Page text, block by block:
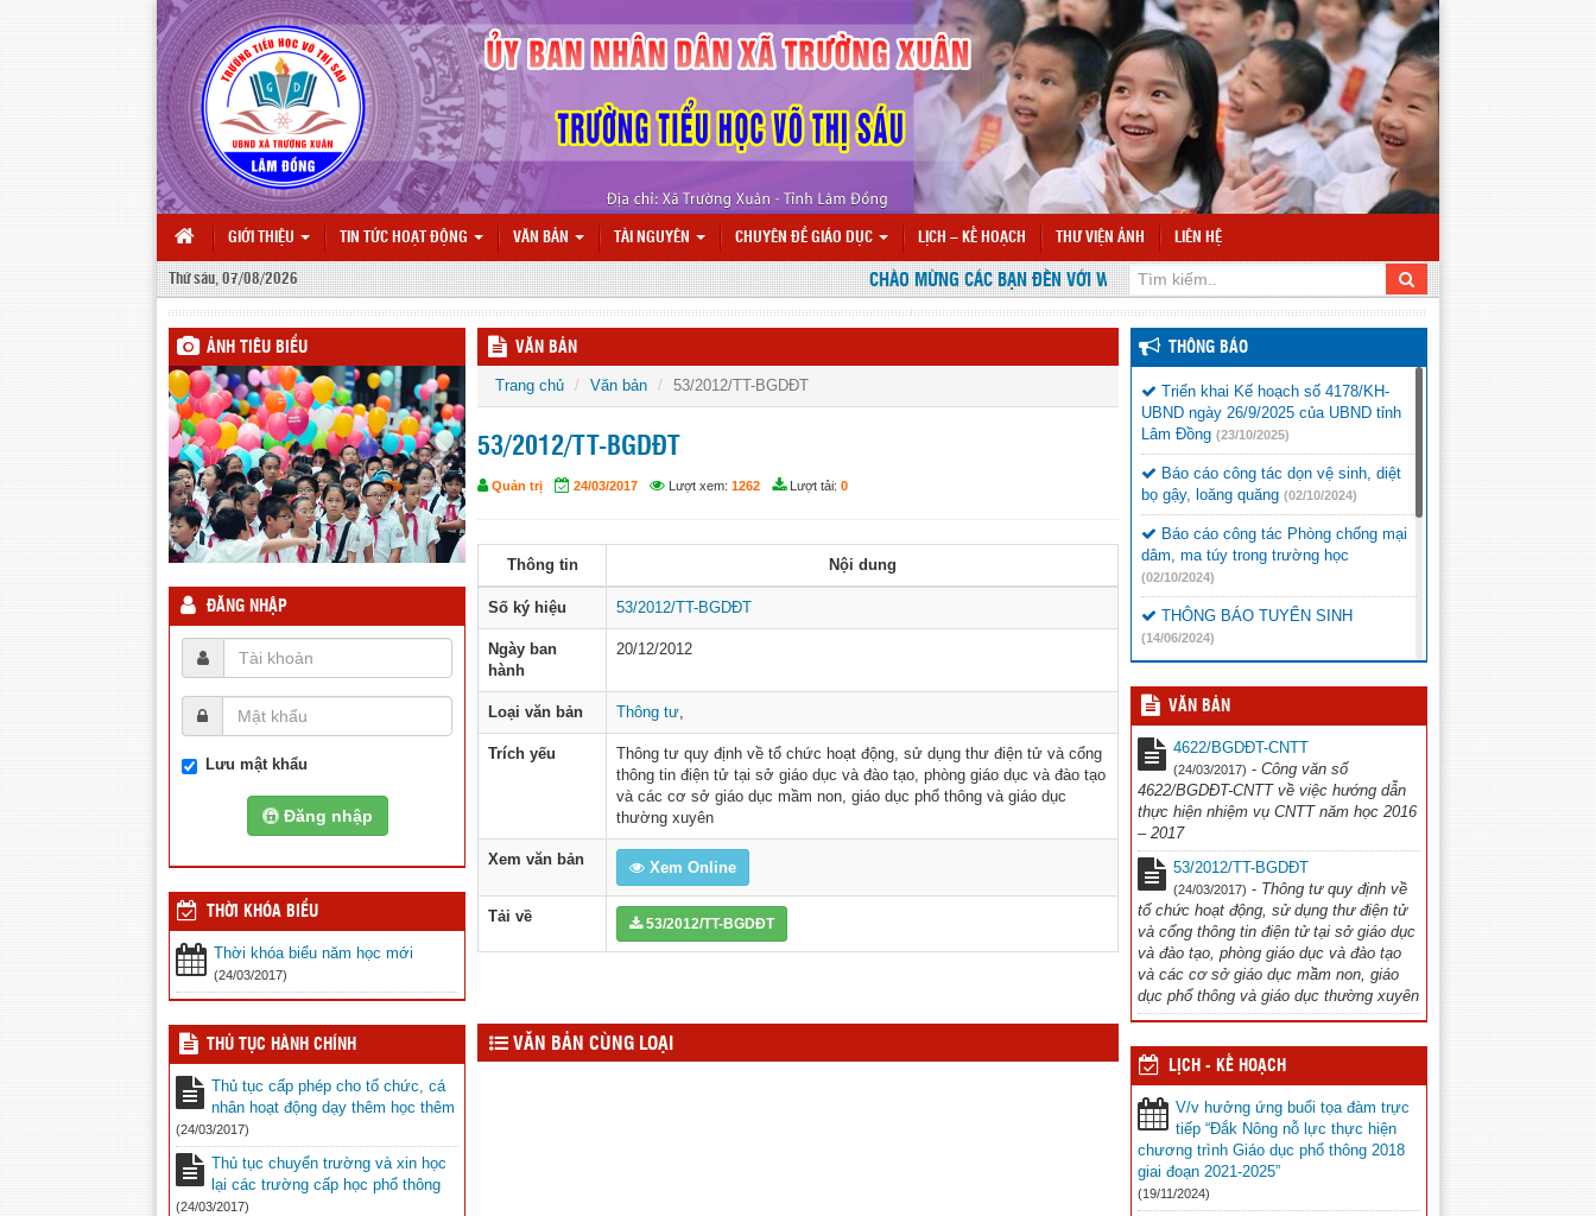
GIỚI THIỆU TIN TỨC HOẠT ĐỘNG VĂN BẢN TÀI NGUYÊN CHUYÊN ĐỀ GIÁO DỤC LỊCH – KẾ HOẠCH THƯ VIỆN ẢNH LIÊN HỆ
Thứ sáu, 07/08/2026 CHÀO MỪNG CÁC BẠN ĐẾN VỚI WEBSITE TRƯỜNG TIỂU HỌC VÕ THỊ SÁU
ẢNH TIÊU BIỂU
ĐĂNG NHẬP
Lưu mật khẩu
Đăng nhập
THỜI KHÓA BIỂU
Thời khóa biểu năm học mới
(24/03/2017)
THỦ TỤC HÀNH CHÍNH
Thủ tục cấp phép cho tổ chức, cá
nhân hoạt động dạy thêm học thêm
(24/03/2017)
Thủ tục chuyển trường và xin học
lại các trường cấp học phổ thông
(24/03/2017)
VĂN BẢN
Trang chủ Văn bản 53/2012/TT-BGDĐT
53/2012/TT-BGDĐT
Quản trị 24/03/2017 Lượt xem: 1262 Lượt tải: 0
Thông tin Nội dung
Số ký hiệu 53/2012/TT-BGDĐT
Ngày ban
hành
20/12/2012
Loại văn bản Thông tư,
Trích yếu
Thông tư quy định về tổ chức hoạt động, sử dụng thư điện tử và cổng
thông tin điện tử tại sở giáo dục và đào tạo, phòng giáo dục và đào tạo
và các cơ sở giáo dục mầm non, giáo dục phổ thông và giáo dục
thường xuyên
Xem văn bản Xem Online
Tải về 53/2012/TT-BGDĐT
VĂN BẢN CÙNG LOẠI
THÔNG BÁO
Triển khai Kế hoạch số 4178/KH-
UBND ngày 26/9/2025 của UBND tỉnh
Lâm Đồng (23/10/2025)
Báo cáo công tác dọn vệ sinh, diệt
bọ gậy, loăng quăng (02/10/2024)
Báo cáo công tác Phòng chống mại
dâm, ma túy trong trường học
(02/10/2024)
THÔNG BÁO TUYỂN SINH
(14/06/2024)
(23/05/2024)
CHIẾN DỊCH TRUYỀN THÔNG ”
Phòng chống đuối nước và xâm hại trẻ
em” năm 2024 (20/05/2024)
Thông báo chương trình văn nghệ
(16/11/2023)
Công văn đi tập huấn Thể dục
(12/10/2023)
VĂN BẢN
4622/BGDĐT-CNTT
(24/03/2017) - Công văn số
4622/BGDĐT-CNTT về việc hướng dẫn
thực hiện nhiệm vụ CNTT năm học 2016
– 2017
53/2012/TT-BGDĐT
(24/03/2017) - Thông tư quy định về
tổ chức hoạt động, sử dụng thư điện tử
và cổng thông tin điện tử tại sở giáo dục
và đào tạo, phòng giáo dục và đào tạo
và các cơ sở giáo dục mầm non, giáo
dục phổ thông và giáo dục thường xuyên
LỊCH - KẾ HOẠCH
V/v hưởng ứng buổi tọa đàm trực
tiếp “Đắk Nông nỗ lực thực hiện
chương trình Giáo dục phổ thông 2018
giai đoạn 2021-2025”
(19/11/2024)